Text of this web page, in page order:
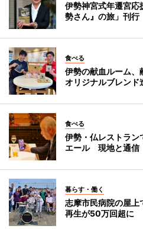
伊勢神宮式年遷宮
勢さん』の旅」刊行
食べる
伊勢の献血ルーム、
オリジナルブレンド
食べる
伊勢・仏レストラン
エール 現地と通信
暮らす・働く
志摩市民病院の屋
再生が50万回超に